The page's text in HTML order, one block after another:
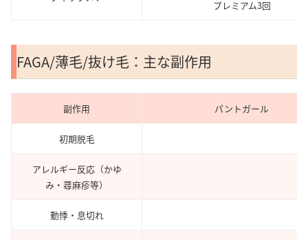
プレミアム3回
FAGA/薄毛/抜け毛：主な副作用
副作用 パントガール
初期脱毛
アレルギー反応（かゆ
み・蕁麻疹等）
動悸・息切れ